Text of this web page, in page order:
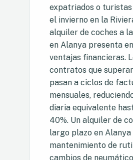
expatriados o turistas
el invierno en la
alquiler de coches a
en Alanya presenta
ventajas financieras.
contratos que
pasan a ciclos de
mensuales,
diaria equivalente
40%. Un alquiler de
largo plazo en
mantenimiento de
cambios de